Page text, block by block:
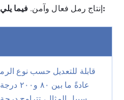
إنتاج رمل فعال وآمن.فيما يلي معايير عملية تجفيف الرمل:
قابلة للتعديل حسب نوع
عادةً ما